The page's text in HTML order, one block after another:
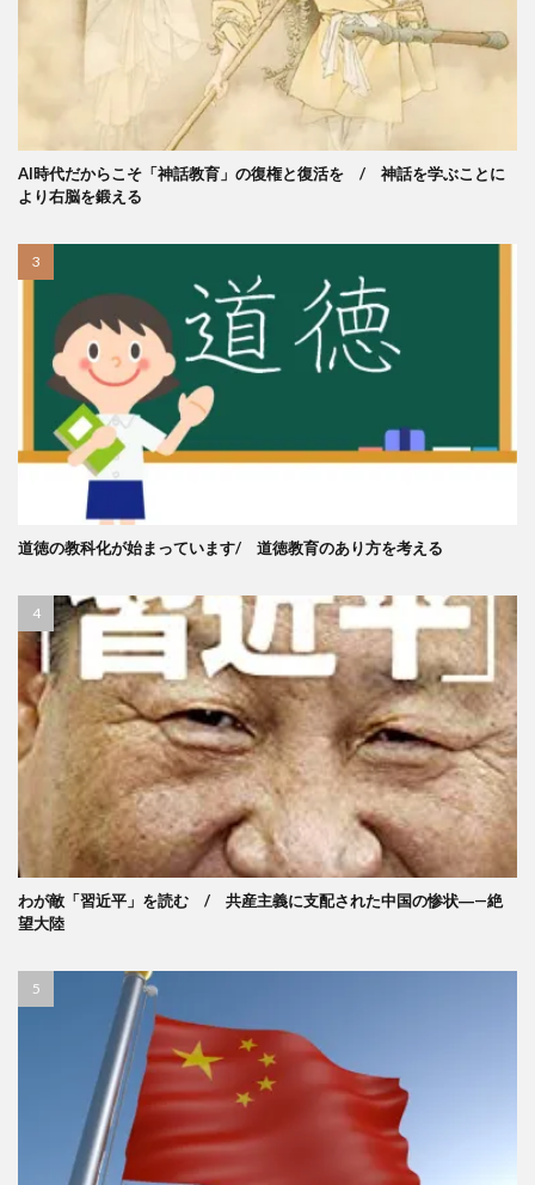
AI時代だからこそ「神話教育」の復権と復活を / 神話を学ぶことに
より右脳を鍛える
道徳の教科化が始まっています/ 道徳教育のあり方を考える
わが敵「習近平」を読む / 共産主義に支配された中国の惨状―—絶
望大陸